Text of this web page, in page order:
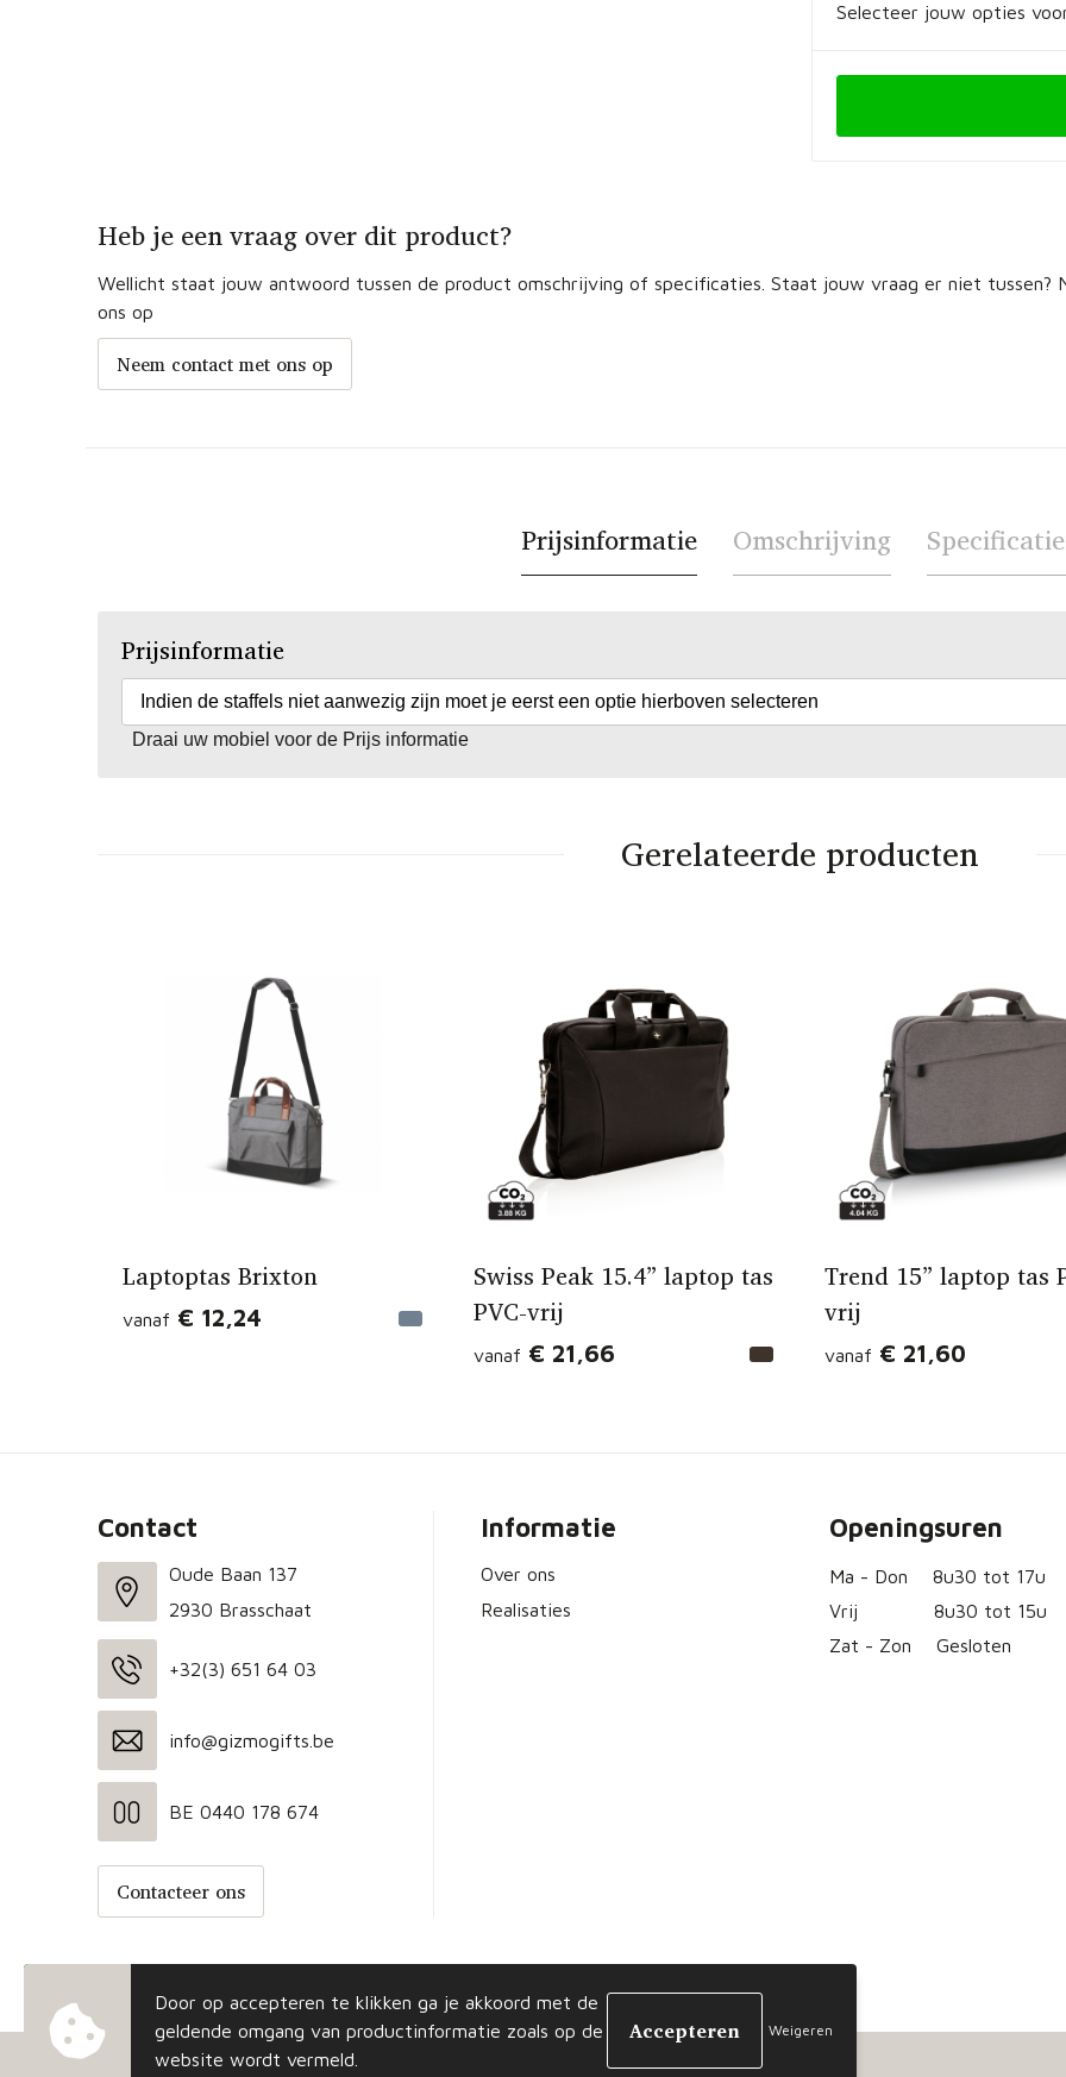
Selecteer jouw opties
Heb je een vraag over dit product?
Wellicht staat jouw antwoord tussen de product omschrijving of specificaties. Staat jouw vraag er niet tussen?
ons op
Neem contact met ons op
Prijsinformatie Omschrijving
Prijsinformatie
Indien de staffels niet aanwezig zijn moet je eerst een optie hierboven selecteren
Draai uw mobiel voor de Prijs informatie
Gerelateerde producten
Laptoptas Brixton
vanaf € 12,24
Swiss Peak 15.4” laptop tas
PVC-vrij
vanaf € 21,66
Trend 15” laptop tas
vrij
vanaf € 21,60
Contact
Oude Baan 137
2930 Brasschaat
+32(3) 651 64 03
info@gizmogifts.be
BE 0440 178 674
Contacteer ons
Informatie
Over ons
Realisaties
Openingsuren
Ma - Don
8u30 tot 17u
Vrij
8u30 tot 15u
Zat - Zon
Gesloten
Door op accepteren te klikken ga je akkoord met de
geldende omgang van productinformatie zoals op de
website wordt vermeld.
Weigeren